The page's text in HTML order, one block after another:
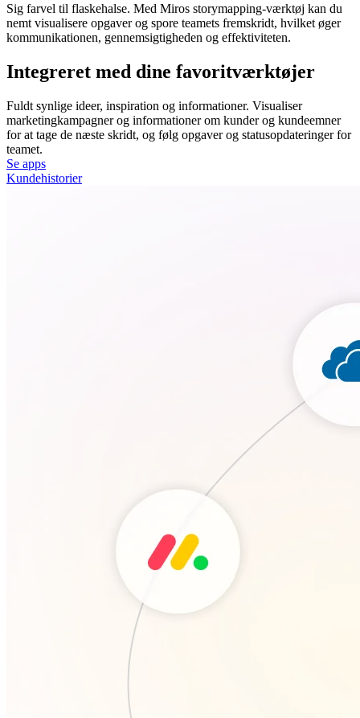
Sig farvel til flaskehalse. Med Miros storymapping-værktøj kan du
nemt visualisere opgaver og spore teamets fremskridt, hvilket øger
kommunikationen, gennemsigtigheden og effektiviteten.
Integreret med dine favoritværktøjer
Fuldt synlige ideer, inspiration og informationer. Visualiser
marketingkampagner og informationer om kunder og kundeemner
for at tage de næste skridt, og følg opgaver og statusopdateringer for
teamet.
Se apps
Kundehistorier